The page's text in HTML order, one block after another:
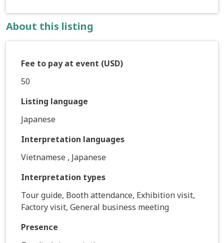
About this listing
Fee to pay at event (USD)
50
Listing language
Japanese
Interpretation languages
Vietnamese , Japanese
Interpretation types
Tour guide, Booth attendance, Exhibition visit,
Factory visit, General business meeting
Presence